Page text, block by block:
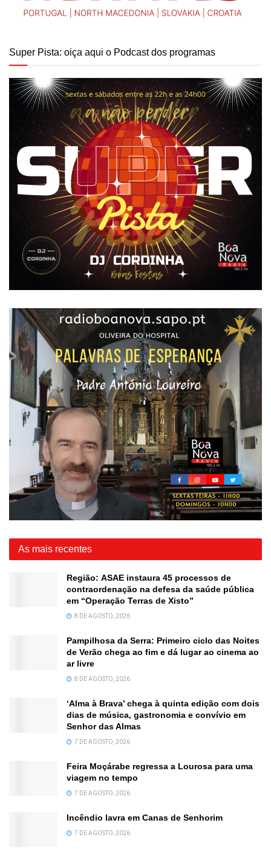
Super Pista: oiça aqui o Podcast dos programas
As mais recentes
Região: ASAE instaura 45 processos de
contraordenação na defesa da saúde pública
em “Operação Terras de Xisto”
8 DE AGOSTO, 2026
Pampilhosa da Serra: Primeiro ciclo das Noites
de Verão chega ao fim e dá lugar ao cinema ao
ar livre
8 DE AGOSTO, 2026
‘Alma à Brava’ chega à quinta edição com dois
dias de música, gastronomia e convívio em
Senhor das Almas
7 DE AGOSTO, 2026
Feira Moçárabe regressa a Lourosa para uma
viagem no tempo
7 DE AGOSTO, 2026
Incêndio lavra em Canas de Senhorim
7 DE AGOSTO, 2026